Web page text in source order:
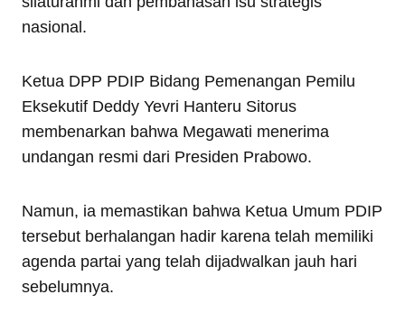
nasional.
Ketua DPP PDIP Bidang Pemenangan Pemilu
Eksekutif Deddy Yevri Hanteru Sitorus
membenarkan bahwa Megawati menerima
undangan resmi dari Presiden Prabowo.
Namun, ia memastikan bahwa Ketua Umum PDIP
tersebut berhalangan hadir karena telah memiliki
agenda partai yang telah dijadwalkan jauh hari
sebelumnya.